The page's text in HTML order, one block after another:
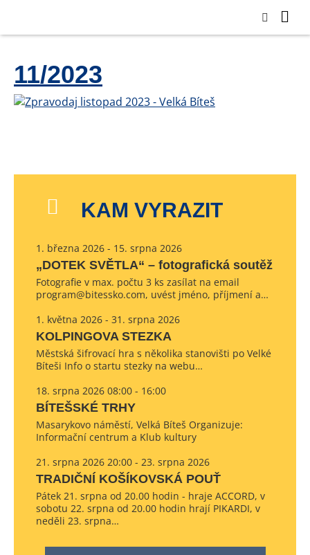
11/2023
KAM VYRAZIT
1. března 2026 - 15. srpna 2026
„DOTEK SVĚTLA“ – fotografická soutěž
Fotografie v max. počtu 3 ks zasílat na email
program@bitessko.com, uvést jméno, příjmení a…
1. května 2026 - 31. srpna 2026
KOLPINGOVA STEZKA
Městská šifrovací hra s několika stanovišti po Velké
Bíteši Info o startu stezky na webu…
18. srpna 2026 08:00 - 16:00
BÍTEŠSKÉ TRHY
Masarykovo náměstí, Velká Bíteš Organizuje:
Informační centrum a Klub kultury
21. srpna 2026 20:00 - 23. srpna 2026
TRADIČNÍ KOŠÍKOVSKÁ POUŤ
Pátek 21. srpna od 20.00 hodin - hraje ACCORD, v
sobotu 22. srpna od 20.00 hodin hrají PIKARDI, v
neděli 23. srpna…